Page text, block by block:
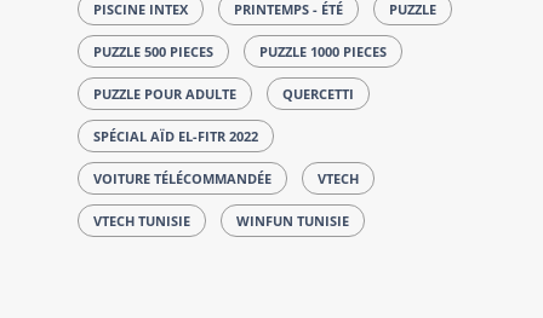
PISCINE INTEX PRINTEMPS - ÉTÉ PUZZLE
PUZZLE 500 PIECES PUZZLE 1000 PIECES
PUZZLE POUR ADULTE QUERCETTI
SPÉCIAL AÏD EL-FITR 2022
VOITURE TÉLÉCOMMANDÉE VTECH
VTECH TUNISIE WINFUN TUNISIE